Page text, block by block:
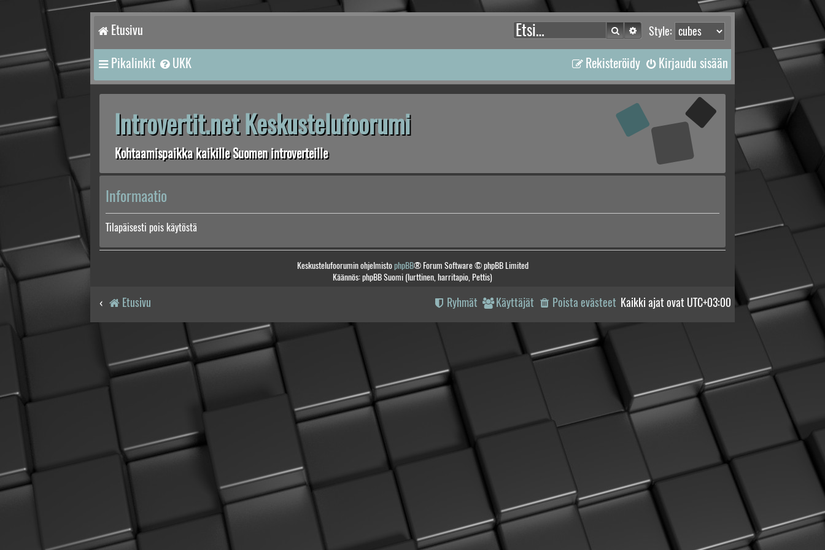
Etusivu Style:
Etsi Tarkennettu haku
Pikalinkit UKK Kirjaudu sisään
Rekisteröidy
Introvertit.net Keskustelufoorumi
Kohtaamispaikka kaikille Suomen introverteille
Informaatio
Tilapäisesti pois käytöstä
Keskustelufoorumin ohjelmistophpBB® Forum Software © phpBB Limited
Käännös: phpBB Suomi (lurttinen, harritapio, Pettis)
Etusivu Kaikki ajat ovat UTC+03:00
Poista evästeet
Käyttäjät
Ryhmät